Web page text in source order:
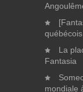
québécois
La
Fantasia
mondiale